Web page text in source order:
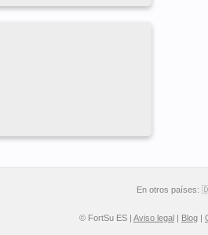
En otros países:
© FortSu ES | Aviso legal | Blog |